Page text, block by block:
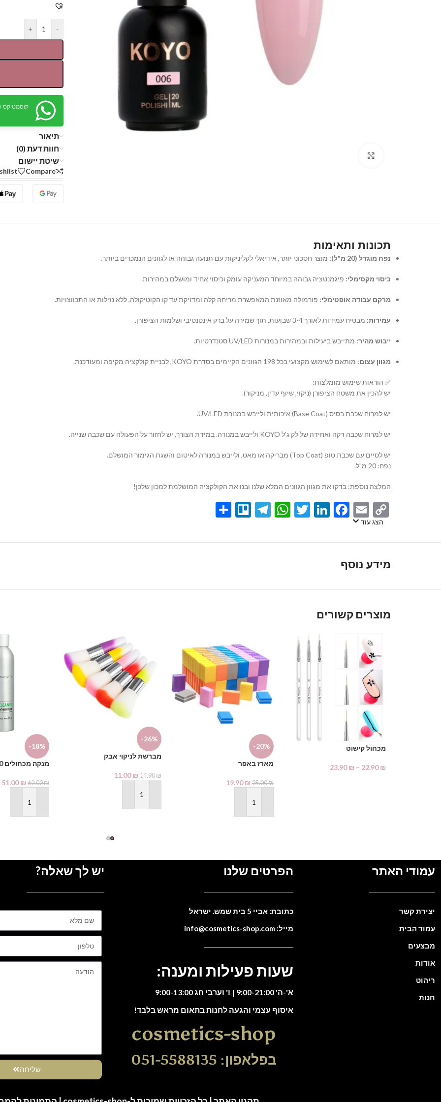
-
+
קוסמטיקס
תיאור
חוות דעת (0)
שיטת יישום
Compare
תכונות ותאימות
נפח מוגדל (20 מ"ל): מוצר חסכוני יותר, אידיאלי לקליניקות עם תנועה גבוהה או לגוונים הנמכרים ביותר.
כיסוי מקסימלי: פיגמנטציה גבוהה במיוחד המעניקה עומק וכיסוי אחיד ומושלם במהירות.
מרקם עבודה אופטימלי: פורמולה מאוזנת המאפשרת מריחה קלה ומדויקת עד קו הקוטיקולה, ללא נזילות או התכווצויות.
עמידות: מבטיח עמידות לאורך 3-4 שבועות, תוך שמירה על ברק אינטנסיבי ושלמות הציפורן.
ייבוש מהיר: מתייבש ביעילות ובמהירות במנורות UV/LED סטנדרטיות.
מגוון עצום: מותאם לשימוש מקצועי בכל 198 הגוונים הקיימים בסדרת KOYO, לבניית קולקציה מקיפה ומעודכנת.
✅ הוראות שימוש מומלצות:
יש להכין את משטח הציפורן (ניקוי, שיוף עדין, מניקור).
יש למרוח שכבת בסיס (Base Coat) איכותית ולייבש במנורת UV/LED.
יש למרוח שכבה דקה ואחידה של לק ג'ל KOYO ולייבש במנורה. במידת הצורך, יש לחזור על הפעולה עם שכבה שנייה.
יש לסיים עם שכבת טופ (Top Coat) מבריקה או מאט, ולייבש במנורה לאיטום והשגת הגימור המושלם.
נפח: 20 מ"ל.
המלצה נוספת: בדקו את מגוון הגוונים המלא שלנו ובנו את הקולקציה המושלמת למכון שלכן!
Copy
Link
Email
Facebook
LinkedIn
Twitter
WhatsApp
Telegram
Trello
Share
הצג עוד
מידע נוסף
מוצרים קשורים
מכחול קישוט
22.90₪
–
23.90₪
-20%
מארז באפר
25.00₪
19.90₪
הוספה לסל
-26%
מברשת לניקוי אבק
14.90₪
11.00₪
הוספה לסל
-18%
מנקה מכחולים 170 מ"ל
62.00₪
51.00₪
הוספה לסל
עמודי האתר
יצירת קשר
עמוד הבית
מבצעים
אודות
ריהוט
חנות
הפרטים שלנו
כתובת: אביי 5 בית שמש. ישראל
מייל: info@cosmetics-shop.com
שעות פעילות ומענה:
א'-ה' 9:00-21:00 | ו' וערבי חג 9:00-13:00
איסוף עצמי והגעה לחנות בתאום מראש בלבד!
cosmetics-shop
בפלאפון: 051-5588135
יש לך שאלה?
שליחה